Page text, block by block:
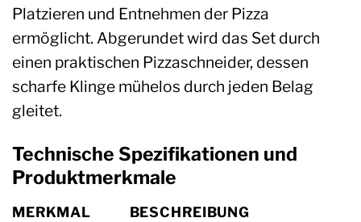
Platzieren und Entnehmen der Pizza
ermöglicht. Abgerundet wird das Set durch
einen praktischen Pizzaschneider, dessen
scharfe Klinge mühelos durch jeden Belag
gleitet.
Technische Spezifikationen und
Produktmerkmale
MERKMAL BESCHREIBUNG